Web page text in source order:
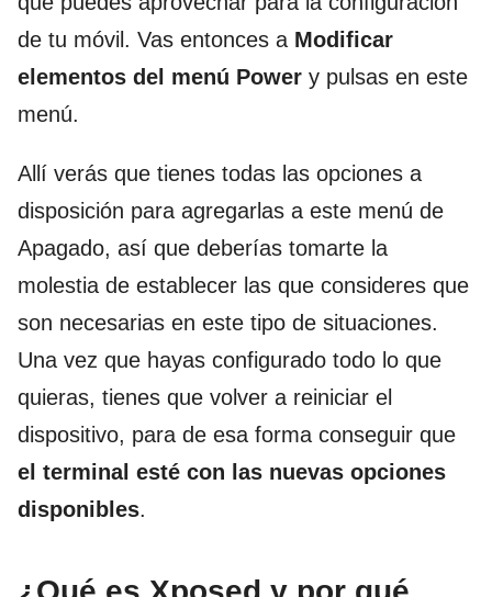
de tu móvil. Vas entonces a Modificar
elementos del menú Power y pulsas en este
menú.
Allí verás que tienes todas las opciones a
disposición para agregarlas a este menú de
Apagado, así que deberías tomarte la
molestia de establecer las que consideres que
son necesarias en este tipo de situaciones.
Una vez que hayas configurado todo lo que
quieras, tienes que volver a reiniciar el
dispositivo, para de esa forma conseguir que
el terminal esté con las nuevas opciones
disponibles.